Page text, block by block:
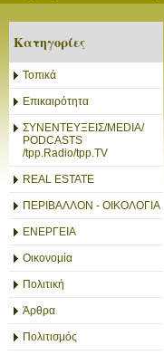
Κατηγορίες
Τοπικά
Επικαιρότητα
ΣΥΝΕΝΤΕΥΞΕΙΣ/MEDIA/
PODCASTS
/tpp.Radio/tpp.TV
REAL ESTATE
ΠΕΡΙΒΑΛΛΟΝ - ΟΙΚΟΛΟΓΙΑ
ΕΝΕΡΓΕΙΑ
Οικονομία
Πολιτική
Άρθρα
Πολιτισμός